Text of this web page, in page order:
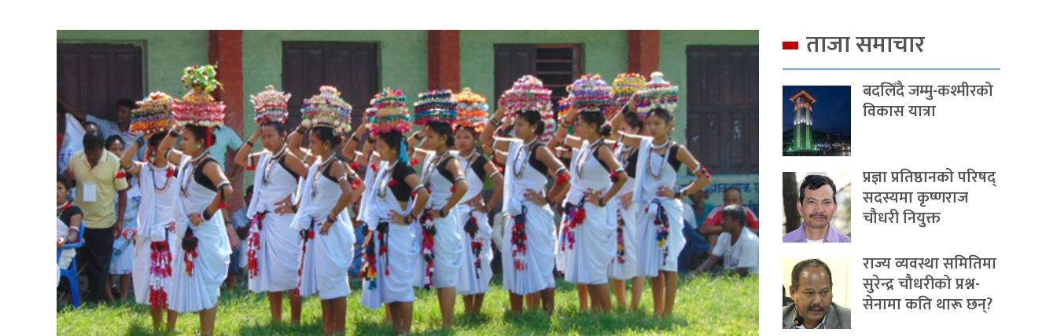
ताजा समाचार
बदलिँदै जम्मु-कश्मीरको
विकास यात्रा
प्रज्ञा प्रतिष्ठानको परिषद्
सदस्यमा कृष्णराज
चौधरी नियुक्त
राज्य व्यवस्था समितिमा
सुरेन्द्र चौधरीको प्रश्न-
सेनामा कति थारू छन्?